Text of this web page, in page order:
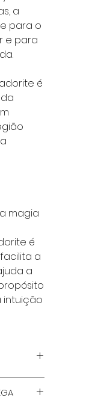
a
para o
e para
é
magia
é
a
a
intuição
E